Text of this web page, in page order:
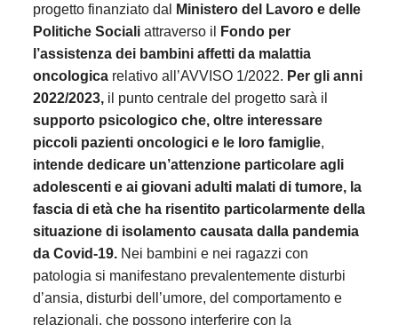
progetto finanziato dal
Ministero del Lavoro e delle
Politiche Socialiattraverso il
Fondo per
l’assistenza dei bambini affetti da malattia
oncologicarelativo all’AVVISO 1/2022. Per gli anni
2022/2023, il punto centrale del progetto sarà il
supporto psicologico che, oltre interessare
piccoli pazienti oncologici e le loro famiglie,
intende dedicare un’attenzione particolare agli
adolescenti e ai giovani adulti malati di tumore, la
fascia di età che ha risentito particolarmente della
situazione di isolamento causata dalla pandemia
da Covid-19. Nei bambini e nei ragazzi con
patologia si manifestano prevalentemente disturbi
d’ansia, disturbi dell’umore, del comportamento e
relazionali, che possono interferire con la